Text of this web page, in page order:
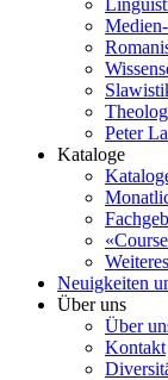
Peter
Kataloge
Neuigkeiten
Über uns
Über
Kontakt